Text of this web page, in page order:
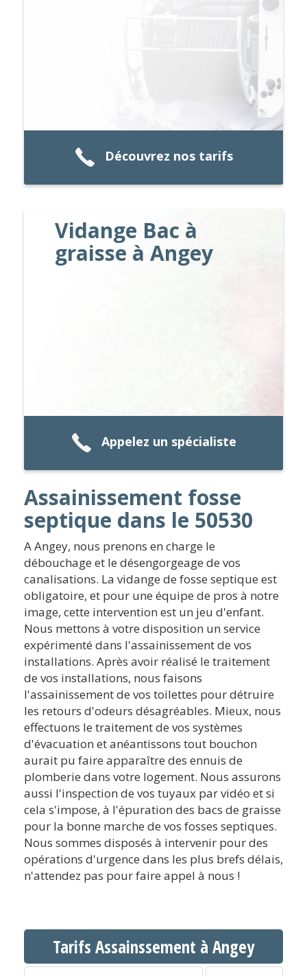
Découvrez nos tarifs
Vidange Bac à
graisse à Angey
Appelez un spécialiste
Assainissement fosse
septique dans le 50530
A Angey, nous prenons en charge le
débouchage et le désengorgeage de vos
canalisations. La vidange de fosse septique est
obligatoire, et pour une équipe de pros à notre
image, cette intervention est un jeu d'enfant.
Nous mettons à votre disposition un service
expérimenté dans l'assainissement de vos
installations. Après avoir réalisé le traitement
de vos installations, nous faisons
l'assainissement de vos toilettes pour détruire
les retours d'odeurs désagréables. Mieux, nous
effectuons le traitement de vos systèmes
d'évacuation et anéantissons tout bouchon
aurait pu faire apparaître des ennuis de
plomberie dans votre logement. Nous assurons
aussi l'inspection de vos tuyaux par vidéo et si
cela s'impose, à l'épuration des bacs de graisse
pour la bonne marche de vos fosses septiques.
Nous sommes disposés à intervenir pour des
opérations d'urgence dans les plus brefs délais,
n'attendez pas pour faire appel à nous !
Tarifs Assainssement à Angey